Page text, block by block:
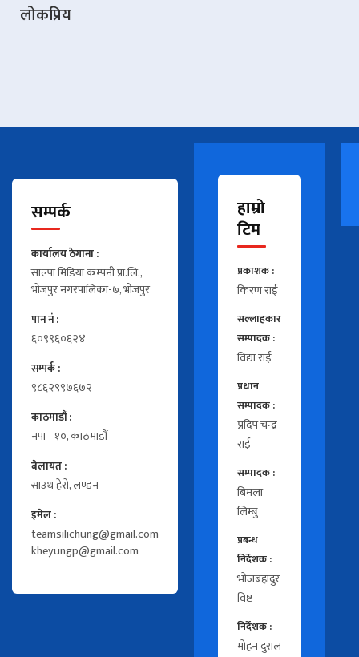
लोकप्रिय
सम्पर्क
कार्यालय ठेगाना :
साल्पा मिडिया कम्पनी प्रा.लि.,
भोजपुर नगरपालिका-७, भोजपुर
पान नं :
६०९९६०६२४
सम्पर्क :
९८६२९९७६७२
काठमाडौं :
नपा– १०, काठमाडौं
बेलायत :
साउथ हेरो, लण्डन
इमेल :
teamsilichung@gmail.com
kheyungp@gmail.com
हाम्रो
टिम
प्रकाशक :
किरण राई
सल्लाहकार
सम्पादक :
विद्या राई
प्रधान
सम्पादक :
प्रदिप चन्द्र
राई
सम्पादक :
बिमला
लिम्बु
प्रबन्ध
निर्देशक :
भोजबहादुर
विष्ट
निर्देशक :
मोहन दुराल